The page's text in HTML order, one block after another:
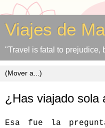
Viajes de
"Travel is fatal to prejudice,
¿Has viajado sola
Esa fue la